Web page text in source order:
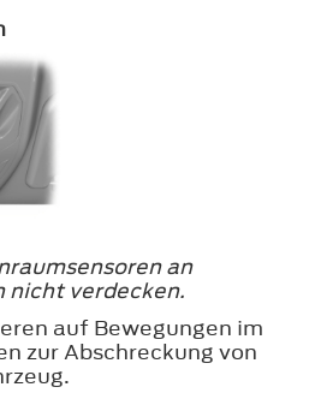
an
nicht verdecken.
auf Bewegungen im
zur Abschreckung von